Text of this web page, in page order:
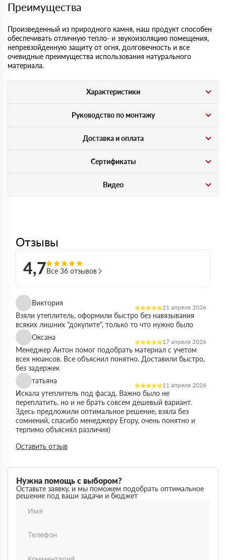
Преимущества
Произведенный из природного камня, наш продукт способен
обеспечивать отличную тепло- и звукоизоляцию помещения,
непревзойденную защиту от огня, долговечность и все
очевидные преимущества использования натурального
материала.
Характеристики
Руководство по монтажу
Доставка и оплата
Сертификаты
Видео
Отзывы
4,7Все 36 отзывов
Виктория
21 апреля 2026
Взяли утеплитель, оформили быстро без навязывания
всяких лишних "докупите", только то что нужно было
Оксана
17 апреля 2026
Менеджер Антон помог подобрать материал с учетом
всех нюансов. Все объяснил понятно. Доставили быстро,
без задержек
татьяна
11 апреля 2026
Искала утеплитель под фасад. Важно было не
переплатить, но и не брать совсем дешевый вариант.
Здесь предложили оптимальное решение, взяла без
сомнений, спасибо менеджеру Егору, очень понятно и
терпимо объяснял различия)
Максим
03 марта 2026
Немного запутался в видах утеплителей но помогли
разобратсья, менеджеры быстро связались и помогли
Заказывал утеплитель для дачи. Объем небольшой, но
отношение нормальное, наверное будем заказывать еще
Оставить отзыв
Нужна помощь с выбором?
Оставьте заявку, и мы поможем подобрать оптимальное
решение под ваши задачи и бюджет